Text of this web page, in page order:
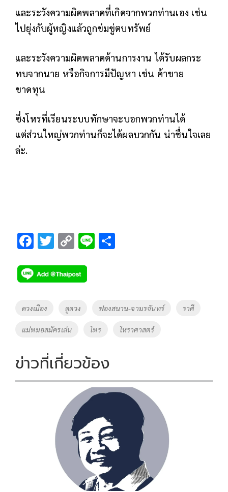
และระวังความผิดพลาดที่เกิดจากพวกท่านเอง เช่น
ไปยุ่งกับผู้หญิงแล้วถูกข่มขู่ตบทรัพย์
และระวังความผิดพลาดด้านการงาน ได้รับผลกระ
ทบจากนาย หรือกิจการมีปัญหา เช่น ค้าขาย
ขาดทุน
ซึ่งโหรที่เรียนระบบทักษาจะบอกพวกท่านได้
แต่ส่วนใหญ่พวกท่านก็จะได้ผลบวกกัน น่าชื่นใจเลย
ล่ะ.
F
e
b
o
k
T
tt
er
C
p
y
Li
Li
Tags
ดวงเมือง ดูดวง ฟองสนาน-จามรจันทร์ ราศี
แม่หมอสมัครเล่น โหร โหราศาสตร์
ข่าวที่เกี่ยวข้อง